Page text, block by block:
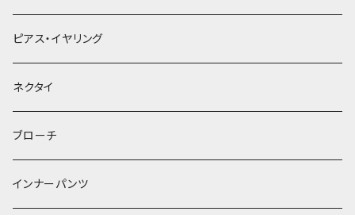
ヘアクリップ
ヘッドドレス・カチューシャ
ヘアゴム
簪
ピアス・イヤリング
ネクタイ
ブローチ
インナーパンツ